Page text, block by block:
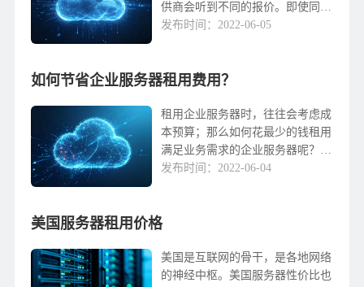
供商会听到不同的报价。即使同一
服务提供商的租赁要求略有变化，
赁的附加服务和费用清...
发布时间：2022-06-05
如何节省企业服务器租用费用？
租用企业服务器时，往往会考虑成
本预算；那么如何花最少的钱租用
满足业务需求的企业服务器呢？以
下微云网络简要介绍如何节省企业
少费用的空间。一、整...
发布时间：2022-06-04
美国服务器租用价格
美国是互联网的骨干，是各地网络
的神经中枢。美国服务器性价比也